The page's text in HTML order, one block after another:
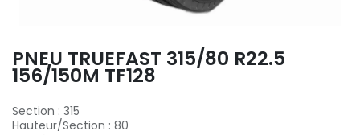
PNEU TRUEFAST 315/80 R22.5
156/150M TF128
Section : 315
Hauteur/Section : 80